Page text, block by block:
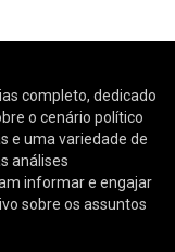
completo, dedicado
o cenário político
e uma variedade de
análises
informar e engajar
sobre os assuntos